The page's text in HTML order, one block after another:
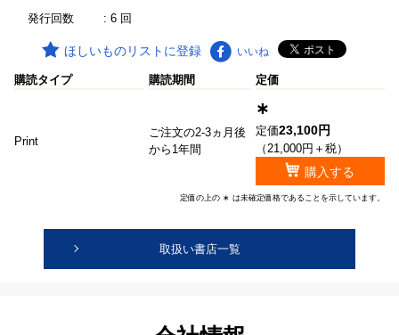
発行回数
: 6 回
ほしいものリストに登録 いいね
購読タイプ 購読期間 定価
Print
ご注文の2-3ヵ月後
から1年間
∗
定価23,100円
（21,000円＋税）
購入する
定価の上の ∗ は未確定価格であることを示しています。
取扱い書店一覧